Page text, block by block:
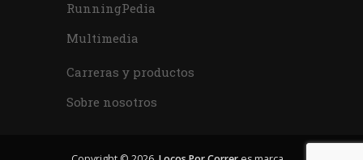
RunningPedia
Multimedia
Carreras y productos
Sobre nosotros